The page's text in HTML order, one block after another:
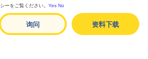
询问 资料下载
ーをご覧ください。 Yes No